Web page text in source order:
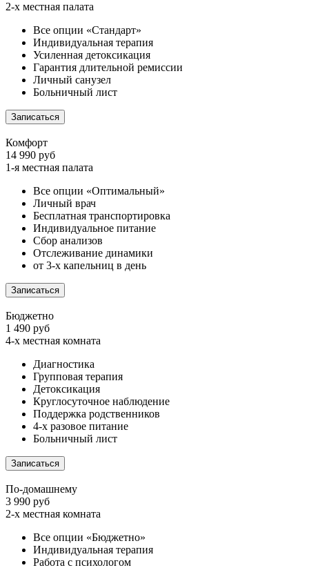
2-х местная палата
Все опции «Стандарт»
Индивидуальная терапия
Усиленная детоксикация
Гарантия длительной ремиссии
Личный санузел
Больничный лист
Записаться
Комфорт
14 990 руб
1-я местная палата
Все опции «Оптимальный»
Личный врач
Бесплатная транспортировка
Индивидуальное питание
Сбор анализов
Отслеживание динамики
от 3-х капельниц в день
Записаться
Бюджетно
1 490 руб
4-х местная комната
Диагностика
Групповая терапия
Детоксикация
Круглосуточное наблюдение
Поддержка родственников
4-х разовое питание
Больничный лист
Записаться
По-домашнему
3 990 руб
2-х местная комната
Все опции «Бюджетно»
Индивидуальная терапия
Работа с психологом